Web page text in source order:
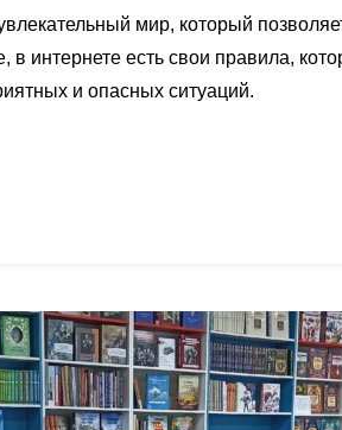
мир, который
интернете есть свои правила,
и опасных ситуаций.